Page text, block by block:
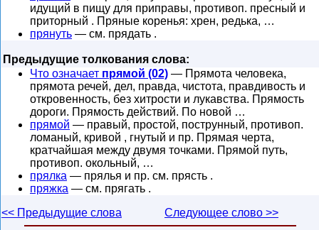
идущий в пищу для приправы, противоп. пресный и
приторный . Пряные коренья: хрен, редька, …
прянуть — см. прядать .
Предыдущие толкования слова:
Что означает прямой (02) — Прямота человека,
прямота речей, дел, правда, чистота, правдивость и
откровенность, без хитрости и лукавства. Прямость
дороги. Прямость действий. По новой …
прямой — правый, простой, пострунный, противоп.
ломаный, кривой , гнутый и пр. Прямая черта,
кратчайшая между двумя точками. Прямой путь,
противоп. окольный, …
прялка — прялья и пр. см. прясть .
пряжка — см. прягать .
<< Предыдущие слова
Следующее слово >>